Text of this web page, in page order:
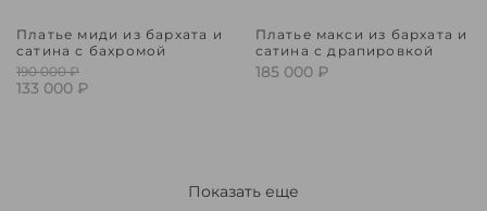
Платье миди из бархата и
сатина с бахромой
190 000 ₽
133 000 ₽
Платье макси из бархата и
сатина с драпировкой
185 000 ₽
Показать еще